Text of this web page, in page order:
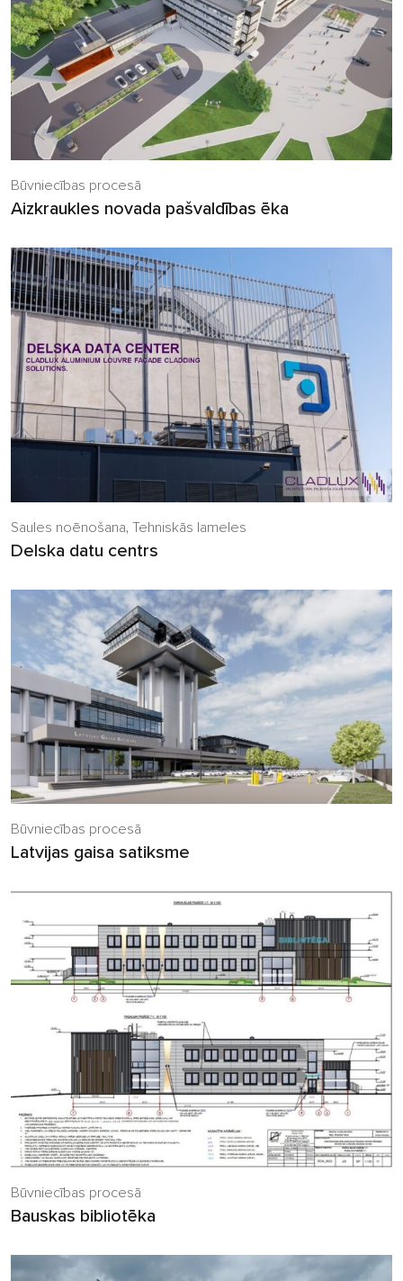
Būvniecības procesā
Aizkraukles novada pašvaldības ēka
Saules noēnošana, Tehniskās lameles
Delska datu centrs
Būvniecības procesā
Latvijas gaisa satiksme
Būvniecības procesā
Bauskas bibliotēka